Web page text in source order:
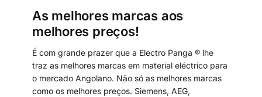
As melhores marcas aos
melhores preços!
É com grande prazer que a Electro Panga ® lhe
traz as melhores marcas em material eléctrico para
o mercado Angolano. Não só as melhores marcas
como os melhores preços. Siemens, AEG,